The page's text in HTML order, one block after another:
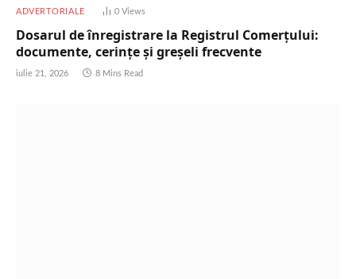
ADVERTORIALE 0 Views
Dosarul de înregistrare la Registrul Comerțului:
documente, cerințe și greșeli frecvente
iulie 21, 2026 8 Mins Read